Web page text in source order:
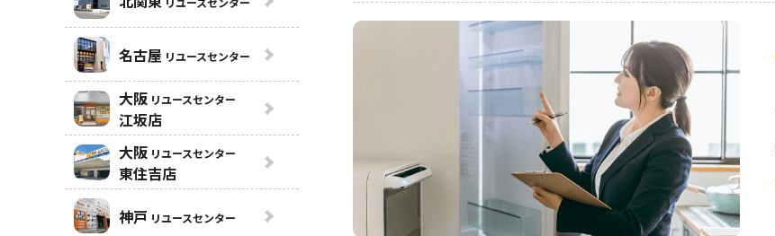
名古屋 リユースセンター
大阪 リユースセンター
江坂店
大阪 リユースセンター
東住吉店
神戸 リユースセンター